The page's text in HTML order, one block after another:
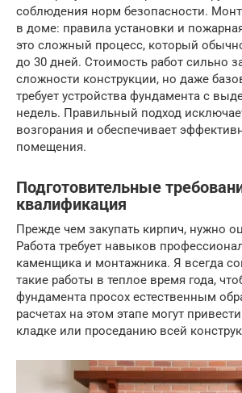
соблюдения норм безопасности.
в доме: правила установки и
это сложный процесс, который
до 30 дней. Стоимость работ сильно
сложности конструкции, но даже
требует устройства фундамента с
недель. Правильный подход
возгорания и обеспечивает
помещения.
Подготовительные
квалификация
Прежде чем закупать кирпич, нужно
Работа требует навыков
каменщика и монтажника. Я всегда
такие работы в теплое время года,
фундамента просох естественным
расчетах на этом этапе могут
кладке или проседанию всей